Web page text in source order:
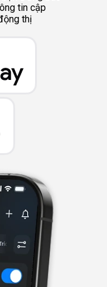
tin cập
thị